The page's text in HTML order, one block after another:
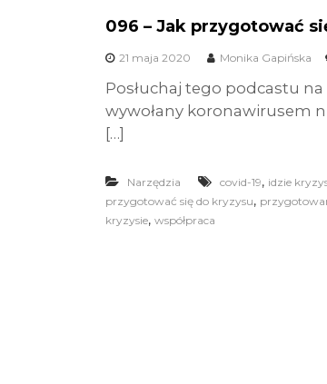
096 – Jak przygotować
21 maja 2020 Monika Gapińska
Posłuchaj tego podcastu
wywołany koronawirusem
[…]
Narzędzia covid-19, idzie
przygotować się do kryzysu,
kryzysie, współpraca